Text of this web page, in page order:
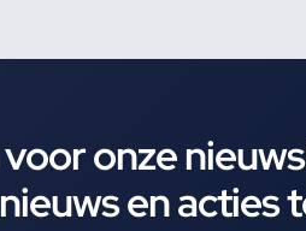
voor onze
en acties